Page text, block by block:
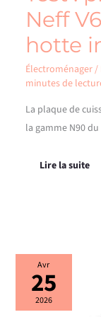
Neff
hotte
Électroménager/
minutes de
La plaque de
la gamme N90
Lire la suite
Avr
25
2026
Test
du
broyeur
alimentaire
rouge